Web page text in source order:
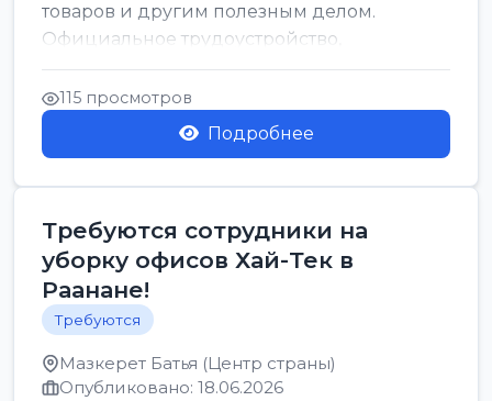
товаров и другим полезным делом.
Официальное трудоустройство,
стабильная зарплата от ...
115 просмотров
Подробнее
Требуются сотрудники на
уборку офисов Хай-Тек в
Раанане!
Требуются
Мазкерет Батья (Центр страны)
Опубликовано: 18.06.2026